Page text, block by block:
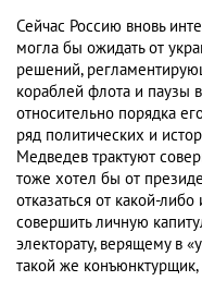
Сейчас Россию вновь
могла бы ожидать от
решений,
кораблей флота и паузы
относительно порядка
ряд политических и
Медведев трактуют
тоже хотел бы от
отказаться от какой-
совершить личную
электорату, верящему в
такой же